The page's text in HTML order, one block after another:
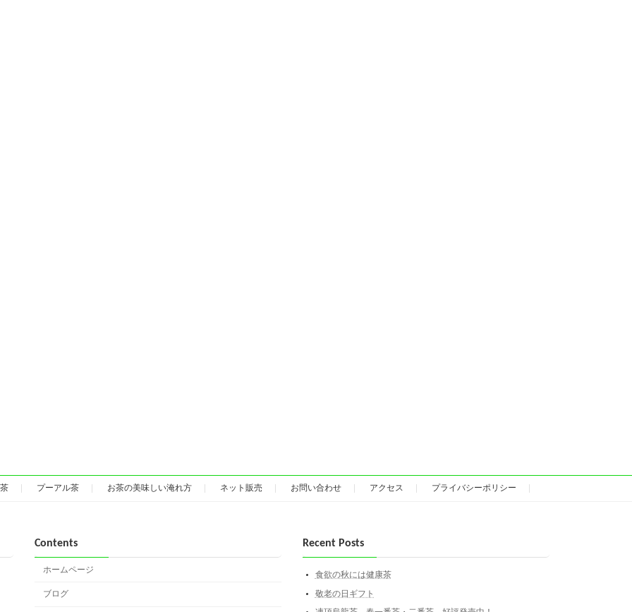
プーアル茶 お茶の美味しい淹れ方 ネット販売 お問い合わせ アクセス プライバシーポリシー
Contents
ホームページ
ブログ
Recent Posts
食欲の秋には健康茶
敬老の日ギフト